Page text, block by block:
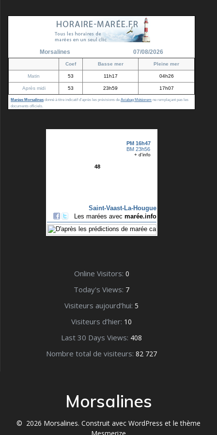
Morsalines 07/08/2026
Coef Basse mer Pleine mer
Matin 53 11h17 04h26
Après midi 53 23h59 17h07
Marées Morsalines donné à titre indicatif d'après les prévisions de Aviabag Météorem ne remplaçant pas les
documents officiels.
Online Visitors: 0
Today's Views: 7
Visiteurs aujourd’hui: 5
Visiteurs d’hier: 10
Last 30 Days Views: 408
Nombre total de visiteurs: 82 727
Morsalines
© 2026 Morsalines. Construit avec WordPress et lethème